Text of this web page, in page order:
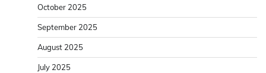
October 2025
September 2025
August 2025
July 2025